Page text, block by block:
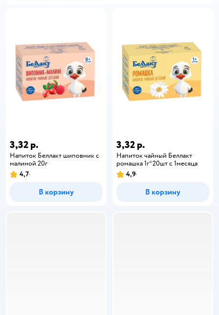
3,32 р.
Напиток Беллакт шиповник с
малиной 20г
4,7
В корзину
3,32 р.
Напиток чайный Беллакт
ромашка 1г*20шт с 1месяца
4,9
В корзину